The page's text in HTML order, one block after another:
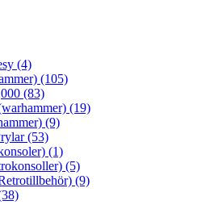
(4)
(105)
(83)
(19)
(9)
(53)
(1)
(5)
(9)